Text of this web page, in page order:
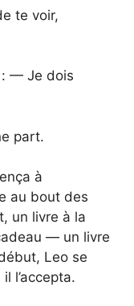
te voir,
: — Je dois
part.
à
au bout des
un livre à la
— un livre
Leo se
l’accepta.